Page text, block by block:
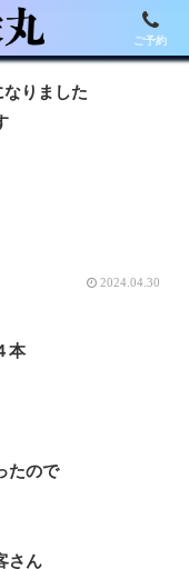
りました
2024.04.30
本
たので
さん
ご予約